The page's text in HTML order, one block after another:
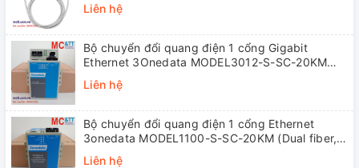
Liên hệ
Bộ chuyển đổi quang điện 1 cổng Gigabit
Ethernet 3Onedata MODEL3012-S-SC-20KM
Liên hệ
Bộ chuyển đổi quang điện 1 cổng Ethernet
3onedata MODEL1100-S-SC-20KM (Dual fiber,
Liên hệ